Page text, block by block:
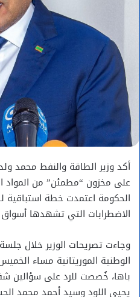
أكد وزير الطاقة والنفط محمد
على مخزون “مطمئن” من المواد
الحكومة اعتمدت خطة استباقية
الاضطرابات التي تشهدها أسواق
وجاءت تصريحات الوزير خلال
الوطنية الموريتانية مساء
باها، خُصصت للرد على سؤالين
يحيى اللودوسيد أحمد محمد